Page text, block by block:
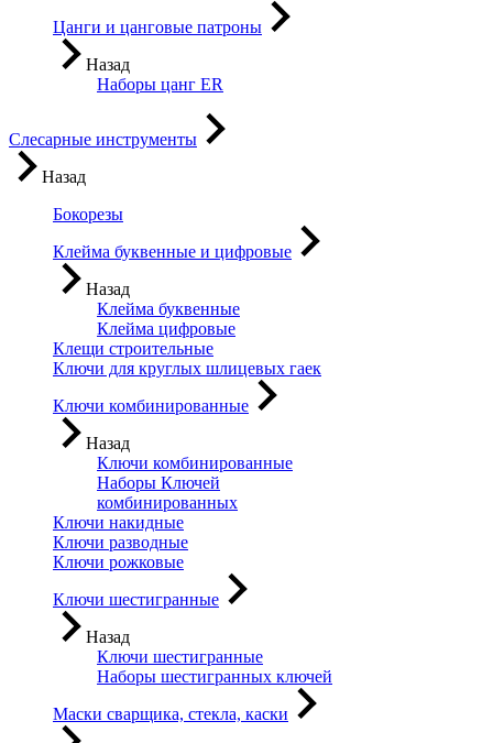
Цанги и цанговые патроны
Назад
Наборы цанг ER
Слесарные инструменты
Назад
Бокорезы
Клейма буквенные и цифровые
Назад
Клейма буквенные
Клейма цифровые
Клещи строительные
Ключи для круглых шлицевых гаек
Ключи комбинированные
Назад
Ключи комбинированные
Наборы Ключей
комбинированных
Ключи накидные
Ключи разводные
Ключи рожковые
Ключи шестигранные
Назад
Ключи шестигранные
Наборы шестигранных ключей
Маски сварщика, стекла, каски